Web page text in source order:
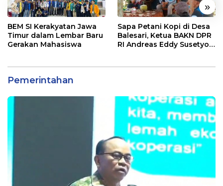
« »
BEM SI Kerakyatan Jawa
Timur dalam Lembar Baru
Gerakan Mahasiswa
Sapa Petani Kopi di Desa
Balesari, Ketua BAKN DPR
RI Andreas Eddy Susetyo
Pemerintahan